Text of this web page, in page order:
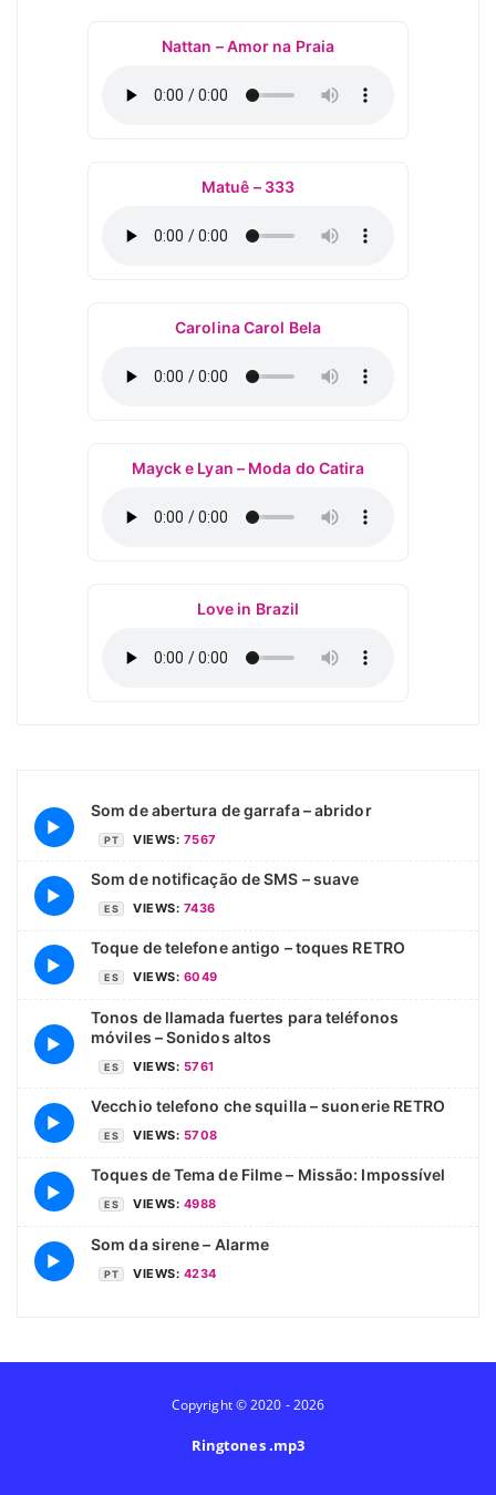
Nattan – Amor na Praia
Matuê – 333
Carolina Carol Bela
Mayck e Lyan – Moda do Catira
Love in Brazil
▶
Som de abertura de garrafa – abridor
PT VIEWS: 7567
▶
Som de notificação de SMS – suave
ES VIEWS: 7436
▶
Toque de telefone antigo – toques RETRO
ES VIEWS: 6049
▶
Tonos de llamada fuertes para teléfonos
móviles – Sonidos altos
ES VIEWS: 5761
▶
Vecchio telefono che squilla – suonerie RETRO
ES VIEWS: 5708
▶
Toques de Tema de Filme – Missão: Impossível
ES VIEWS: 4988
▶
Som da sirene – Alarme
PT VIEWS: 4234
Copyright © 2020 - 2026
Ringtones .mp3